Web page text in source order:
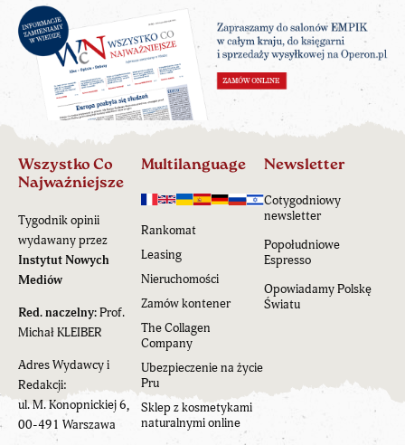
Wszystko Co
Najważniejsze
Tygodnik opinii
wydawany przez
Instytut Nowych
Mediów
Red. naczelny:Prof.
Michał KLEIBER
Adres Wydawcy i
Redakcji:
ul. M. Konopnickiej 6,
00-491 Warszawa
Multilanguage
Rankomat
Leasing
Nieruchomości
Zamów kontener
The Collagen
Company
Ubezpieczenie na życie
Pru
Sklep z kosmetykami
naturalnymi online
Newsletter
Cotygodniowy
newsletter
Popołudniowe
Espresso
Opowiadamy Polskę
Światu